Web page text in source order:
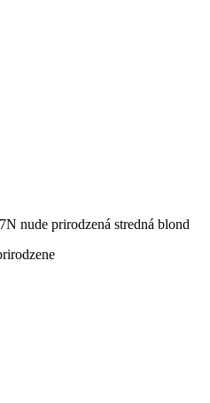
nude prirodzená stredná blond